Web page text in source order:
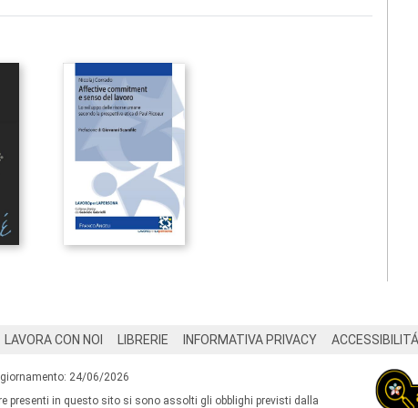
LAVORA CON NOI LIBRERIE INFORMATIVA PRIVACY ACCESSIBILITÁ
24/06/2026
presenti in questo sito si sono assolti gli obblighi previsti dalla